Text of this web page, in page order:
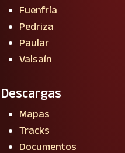
Fuenfría
Pedriza
Paular
Valsaín
Descargas
Mapas
Tracks
Documentos